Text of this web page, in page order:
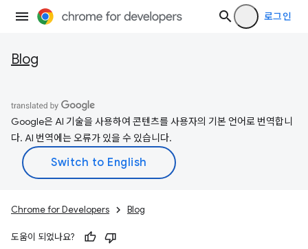
로그인
Blog
Google은 AI 기술을 사용하여 콘텐츠를 사용자의 기본 언어로 번역합니
다. AI 번역에는 오류가 있을 수 있습니다.
Chrome for Developers Blog
도움이 되었나요?